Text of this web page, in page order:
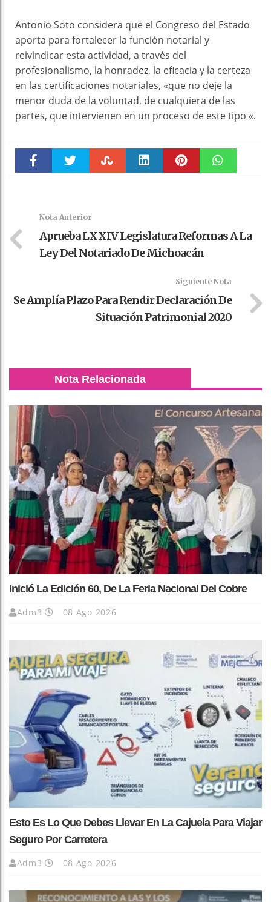
Antonio Soto considera que el Congreso del Estado
aporta para fortalecer la función notarial y
reivindicar esta actividad, a través del
profesionalismo, la honradez, la eficacia y la certeza
en las certificaciones notariales, «que no deje la
menor duda de la voluntad, de cualquiera de las
partes, que intervienen en un proceso de este tipo «.
Nota Anterior
Aprueba LXXIV Legislatura Reformas A La
Ley Del Notariado De Michoacán
Siguiente Nota
Se Amplía Plazo Para Rendir Declaración De
Situación Patrimonial 2020
Nota Relacionada
Inició La Edición 60, De La Feria Nacional Del Cobre
Adm3 08 Ago 2026
Esto Es Lo Que Debes Llevar En La Cajuela Para Viajar
Seguro Por Carretera
Adm3 08 Ago 2026